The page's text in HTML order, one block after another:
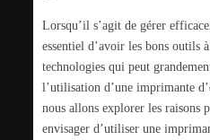
Lorsqu’il s’agit de gérer
essentiel d’avoir les bons outils
technologies qui peut
l’utilisation d’une imprimante
nous allons explorer les raisons
envisager d’utiliser une